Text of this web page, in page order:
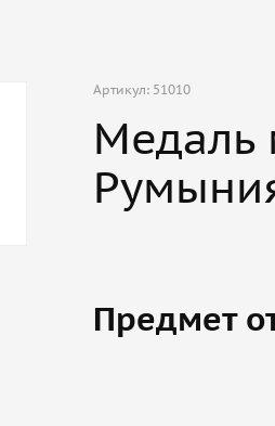
Артикул: 51010
Медаль
Предмет